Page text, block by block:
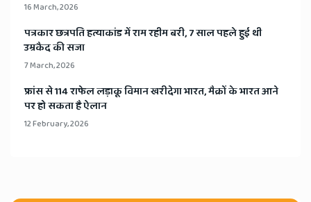
16 March, 2026
​पत्रकार छत्रपति हत्याकांड में राम रहीम बरी, 7 साल पहले हुई थी
उम्रकैद की सजा
7 March, 2026
​फ्रांस से 114 राफेल लड़ाकू विमान खरीदेगा भारत, मैक्रों के भारत आने
पर हो सकता है ऐलान
12 February, 2026